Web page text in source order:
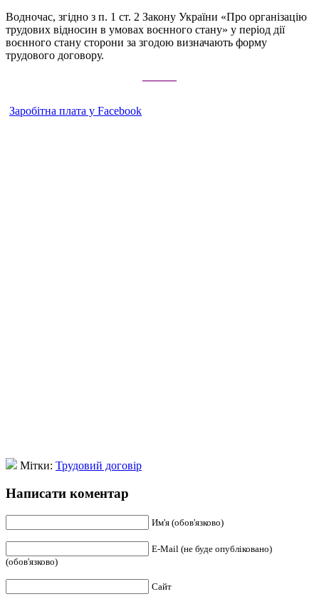
Водночас, згідно з п. 1 ст. 2 Закону України «Про організацію
трудових відносин в умовах воєнного стану» у період дії
воєнного стану сторони за згодою визначають форму
трудового договору.
———
Заробітна плата у Facebook
Мітки: Трудовий договір
Написати коментар
Им'я (обов'язково)
E-Mail (не буде опубліковано)
(обов'язково)
Сайт